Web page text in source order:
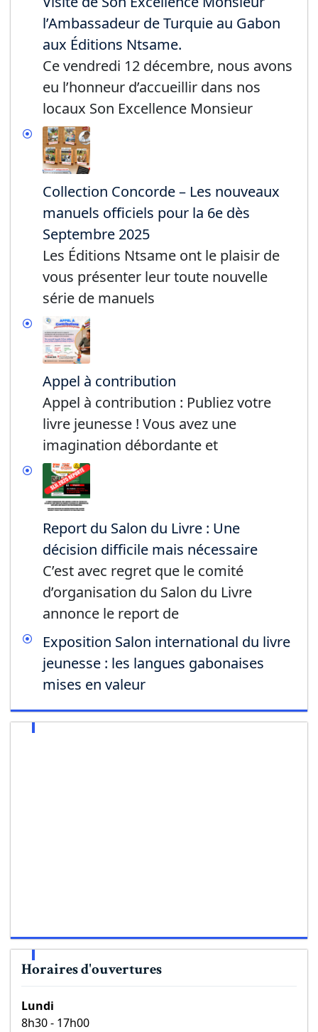
l’Ambassadeur de Turquie au Gabon
aux Éditions Ntsame.
Ce vendredi 12 décembre, nous avons
eu l’honneur d’accueillir dans nos
locaux Son Excellence Monsieur
Collection Concorde – Les nouveaux
manuels officiels pour la 6e dès
Septembre 2025
Les Éditions Ntsame ont le plaisir de
vous présenter leur toute nouvelle
série de manuels
Appel à contribution
Appel à contribution : Publiez votre
livre jeunesse ! Vous avez une
imagination débordante et
Report du Salon du Livre : Une
décision difficile mais nécessaire
C’est avec regret que le comité
d’organisation du Salon du Livre
annonce le report de
Exposition Salon international du livre
jeunesse : les langues gabonaises
mises en valeur
Horaires d'ouvertures
Lundi
8h30 - 17h00